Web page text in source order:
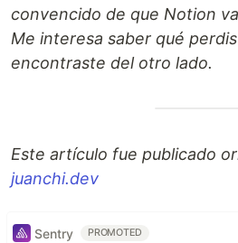
convencido de que Notion
Me interesa saber qué
encontraste del otro lado.
Este artículo fue publicado
juanchi.dev
Sentry PROMOTED